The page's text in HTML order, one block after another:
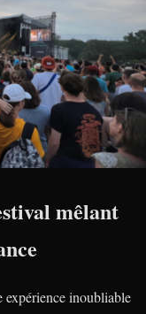
mêlant
expérience inoubliable